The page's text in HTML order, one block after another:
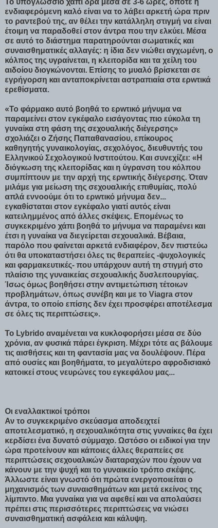
ενδιαφερόμενη καλό είναι να το λάβει αρκετή ώρα πριν
το ραντεβού της, αν θέλει την κατάλληλη στιγμή να είναι
έτοιμη να παραδοθεί στον άντρα που την ελκύει. Μέσα
σε αυτό το διάστημα παρατηρούνται σωματικές και
συναισθηματικές αλλαγές: η ίδια δεν νιώθει αγχωμένη, ο
κόλπος της υγραίνεται, η κλειτορiδα και τα χείλη του
αιδοίου διογκώνονται. Επίσης το μυαλό βρίσκεται σε
εγρήγορση και ανταποκρίνεται αστραπιαία στα ερwτικά
ερεθίσματα.
«Το φάρμακο αυτό βοηθά το ερwτικό μήνυμα να
παραμείνει στον εγκέφαλο εισάγοντας πιο εύκολα τη
γυναίκα στη φάση της σεχουαλικής διέγερσης»
σχολιάζει ο Ζήσης Παπαθανασίου, επίκουρος
καθηγητής γυναικολογίας, σεχολόγος, διευθυντής του
Ελληνικού Σεχολογικού Ινστιτούτου. Και συνεχίζει: «Η
διόγκωση της κλειτορίδας και η ύγρανση του κόλπου
συμπίπτουν με την αρχή της ερwτικής διέγερσης. Όταν
μιλάμε για μείωση της σεχουαλικής επιθυμίας, πολύ
απλά εννοούμε ότι το ερwτικό μήνυμα δεν...
εγκαθίσταται στον εγκέφαλο γιατί αυτός είναι
κατειλημμένος από άλλες σκέψεις. Επομένως το
συγκεκριμένο χάπι βοηθά το μήνυμα να παραμένει και
έτσι η γυναίκα να διεγείρεται σεχουαλικά. Βέβαια,
παρόλο που φαίνεται αρκετά ενδιαφέρον, δεν πιστεύω
ότι θα υποκαταστήσει όλες τις θεραπείες -ψυχολογικές
και φαρμακευτικές- που υπάρχουν αυτή τη στιγμή στο
πλαίσιο της γυναικείας σεχουαλικής δυσλειτουργίας.
Ίσως όμως βοηθήσει στην αντιμετώπιση τέτοιων
προβλημάτων, όπως συνέβη και με το Viagra στον
άντρα, το οποίο επίσης δεν έχει προσφέρει αποτέλεσμα
σε όλες τις περιπτώσεις».
Το Lybrido αναμένεται να κυκλοφορήσει μέσα σε δύο
χρόνια, αν φυσικά πάρει έγκριση. Μέχρι τότε ας βάλουμε
τις αισθήσεις και τη φαντασία μας να δουλέψουν. Πέρα
από ουσίες και βοηθήματα, το μεγαλύτερο αφροδισιακό
κατοικεί στους νευρώνες του εγκεφάλου μας...
Οι εναλλακτικοί τρόποι
Αν το συγκεκριμένο σκεύασμα αποδειχτεί
αποτελεσματικό, η σεχουαλικότητα στις γυναίκες θα έχει
κερδίσει ένα δυνατό σύμμαχο. Ωστόσο οι ειδικοί για την
ώρα προτείνουν και κάποιες άλλες θεραπείες σε
περιπτώσεις σεχουαλικών διαταραχών που έχουν να
κάνουν με την ψυχή και το γυναικείο τρόπο σκέψης.
Άλλωστε είναι γνωστό ότι πρώτα ενεργοποιείται ο
μηχανισμός των συναισθημάτων και μετά εκείνος της
λίμπιντο. Μια γυναίκα για να αφεθεί και να απολαύσει
πρέπει στις περισσότερες περιπτώσεις να νιώσει
συναισθηματική ασφάλεια και κάλυψη.